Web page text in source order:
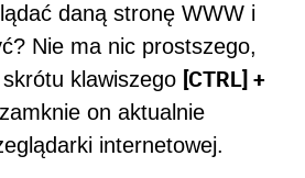
daną stronę WWW i
Nie ma nic prostszego,
klawiszego [CTRL] +
on aktualnie
internetowej.